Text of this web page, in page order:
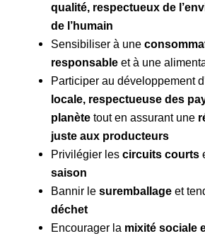
qualité, respectueux de
de l’humain
Sensibiliser à une
responsable et à une
Participer au développement
locale, respectueuse des
planète tout en assurant une
juste aux producteurs
Privilégier les circuits courts
saison
Bannir le suremballage et
déchet
Encourager la mixité sociale